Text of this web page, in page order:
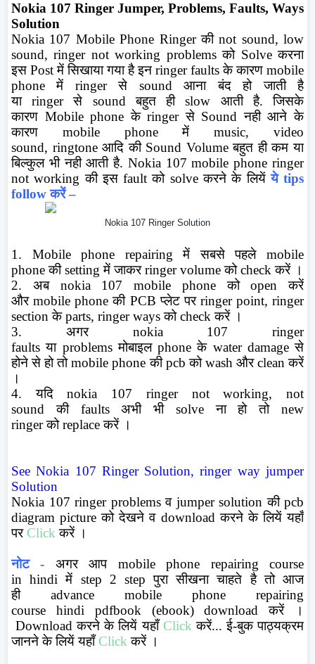
Nokia 107 Ringer Jumper, Problems, Faults, Ways
Solution
Nokia 107 Mobile Phone Ringer की not sound, low
sound, ringer not working problems को Solve करना
इस Post में सिखाया गया है इन ringer faults के कारण mobile
phone
में ringer से sound
आना बंद हो जाती है
या
ringer से sound बहुत ही slow
आती है. जिसके
कारण Mobile phone के ringer से Sound नही आने के
कारण
mobile phone में
music, video
sound, ringtone आदि की Sound Volume बहुत ही कम या
बिल्कुल भी नही आती है. Nokia 107 mobile phone ringer
not working की इस fault को solve करने के लियें ये tips
follow करें –
Nokia 107 Ringer Solution
1. Mobile phone repairing में सबसे पहले
mobile
phone की setting में जाकर ringer volume को check करें ।
2. अब
nokia 107 mobile phone को open
करें
और mobile phone की PCB प्लेट पर ringer point, ringer
section के parts, ringer ways को check करें ।
3. अगर
nokia
107 ringer
faults या problems मोबाइल phone के water damage से
होने से हो तो mobile phone की pcb को wash और clean करें
।
4. यदि
nokia 107 ringer not working,
not
sound
की faults अभी भी solve ना हो तो
new
ringer को replace करें ।
See Nokia 107 Ringer Solution, ringer way jumper
Solution
Nokia 107 ringer problems व jumper solution कीpcb
diagrampicture कोदेखने व download करने के लियें यहाँ
पर Click करें ।
नोट - अगर आप
mobile phone repairing course
in hindi में step 2 step पुरा सीखना चाहते है तो आज
ही
advance mobile phone repairing
course
hindi pdfbook (ebook) download
करें ।
Download करने के लियें यहाँ Click करें... ई-बुक पाठ्यक्रम
जानने के लियें यहाँ Click करें ।